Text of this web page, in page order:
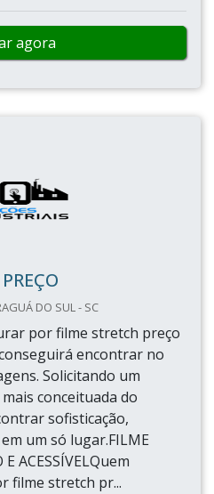
agora
DO SUL - SC
por filme stretch preço
encontrar no
Solicitando um
conceituada do
sofisticação,
um só lugar.FILME
E ACESSÍVELQuem
filme stretch pr...